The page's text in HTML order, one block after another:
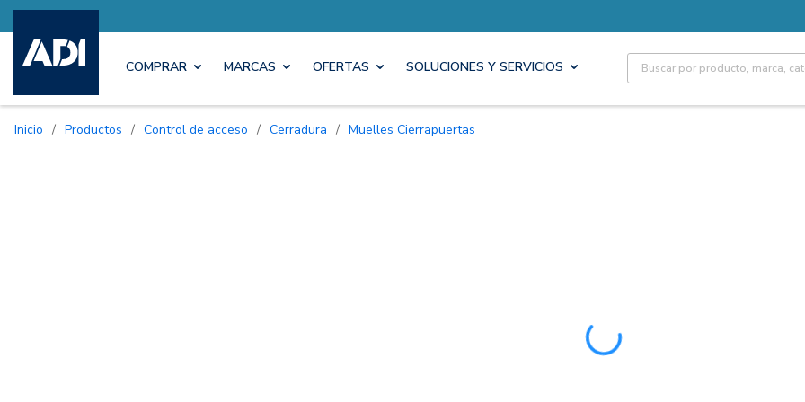
COMPRAR MARCAS OFERTAS SOLUCIONES Y SERVICIOS Site Search
Inicio / Productos / Control de acceso / Cerradura / Muelles Cierrapuertas